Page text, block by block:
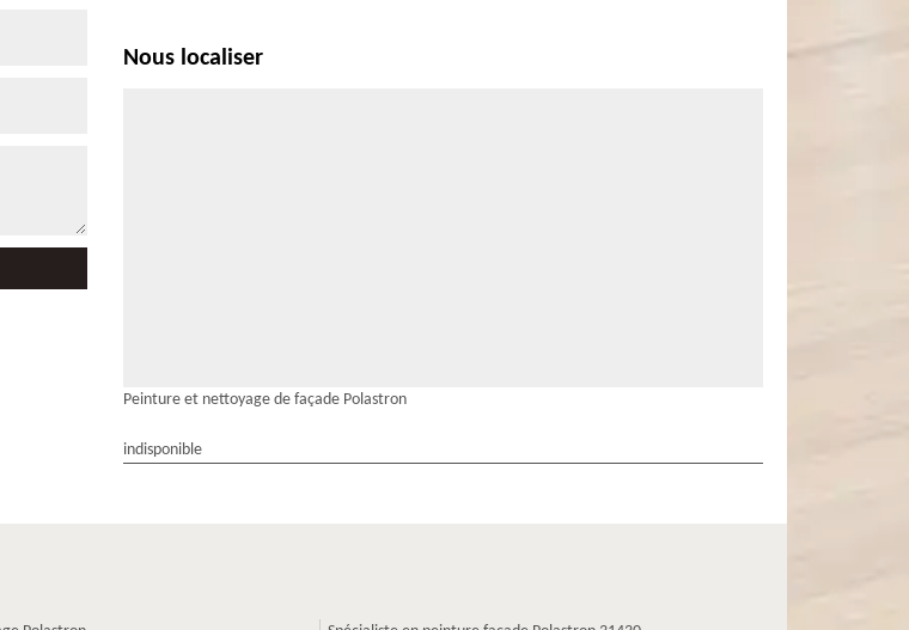
Nous localiser
Peinture et nettoyage de façade Polastron
indisponible